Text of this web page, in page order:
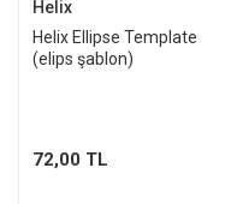
Helix
Helix Ellipse Template
(elips şablon)
72,00 TL